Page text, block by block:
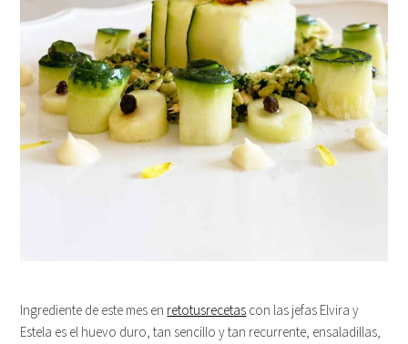
Ingrediente de este mes en retotusrecetas con las jefas Elvira y
Estela es el huevo duro, tan sencillo y tan recurrente, ensaladillas,